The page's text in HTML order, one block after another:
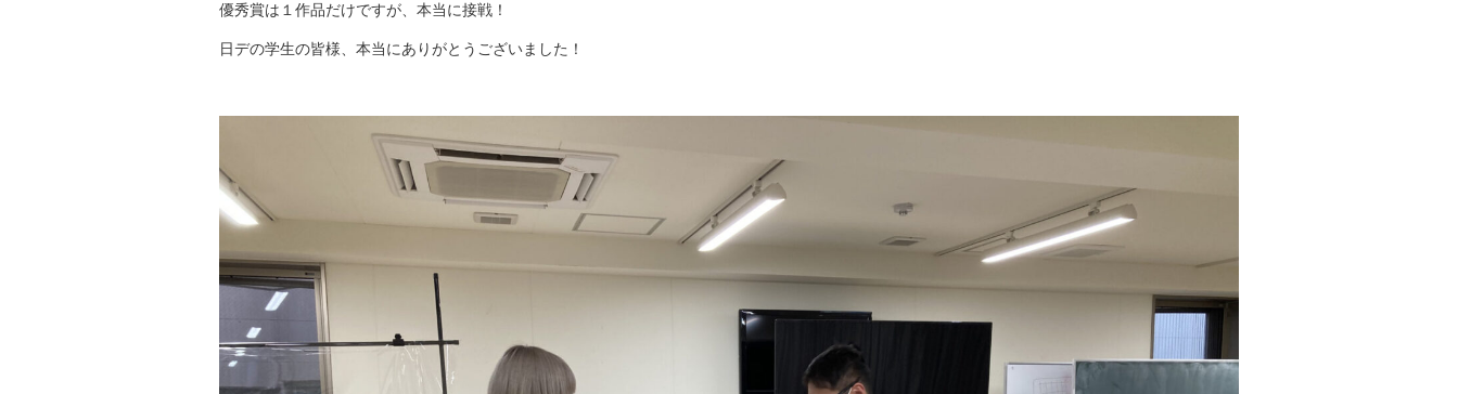
優秀賞は１作品だけですが、本当に接戦！
日デの学生の皆様、本当にありがとうございました！